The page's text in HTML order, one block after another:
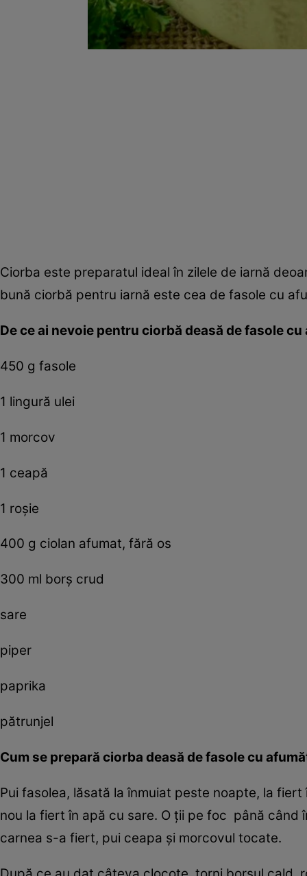
Ciorba este preparatul ideal în zilele de iarnă
bună ciorbă pentru iarnă este cea de fasole cu
De ce ai nevoie pentru ciorbă deasă de fasole
450 g fasole
1 lingură ulei
1 morcov
1 ceapă
1 roşie
400 g ciolan afumat, fără os
300 ml borş crud
sare
piper
paprika
pătrunjel
Cum se prepară ciorba deasă de fasole cu
Pui fasolea, lăsată la înmuiat peste noapte, la
nou la fiert în apă cu sare. O ţii pe foc până când
carnea s-a fiert, pui ceapa şi morcovul tocate.